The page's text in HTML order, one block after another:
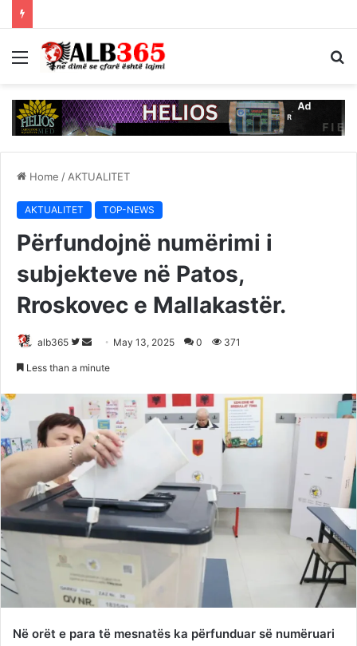
Menu
Home / AKTUALITET
AKTUALITET TOP-NEWS
Përfundojnë numërimi i
subjekteve në Patos,
Rroskovec e Mallakastër.
alb365
Follow
Send May 13, 2025 0 371
Less than a minute
Në orët e para të mesnatës ka përfunduar së numëruari